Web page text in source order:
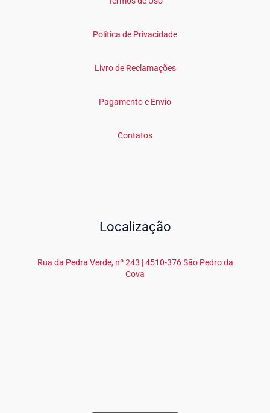
Política de Privacidade
Livro de Reclamações
Pagamento e Envio
Contatos
Localização
Rua da Pedra Verde, nº 243 | 4510-376 São Pedro da
Cova